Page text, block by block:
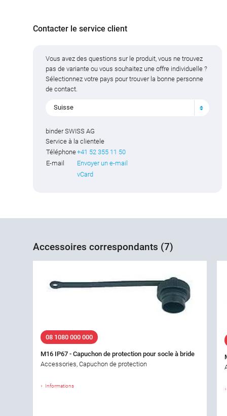
Contacter le service client
Vous avez des questions sur le produit, vous ne trouvez
pas de variante ou vous souhaitez une offre individuelle ?
Sélectionnez votre pays pour trouver la bonne personne
de contact.
Suisse
binder SWISS AG
Service à la clientele
Téléphone+41 52 355 11 50
E-mail
Envoyer un e-mail
vCard
Accessoires correspondants (7)
08 1080 000 000
M16 IP67 - Capuchon de protection pour socle à bride
Accessories, Capuchon de protection
Informations